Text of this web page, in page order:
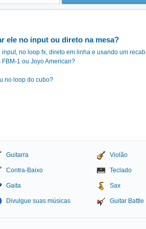
ele no input ou direto na mesa?
no loop fx, direto em linha e usando um recab
1 ou Joyo American?
no loop do cubo?
Guitarra Violão
Contra-Baixo Teclado
Gaita Sax
Divulgue suas músicas Guitar Battle